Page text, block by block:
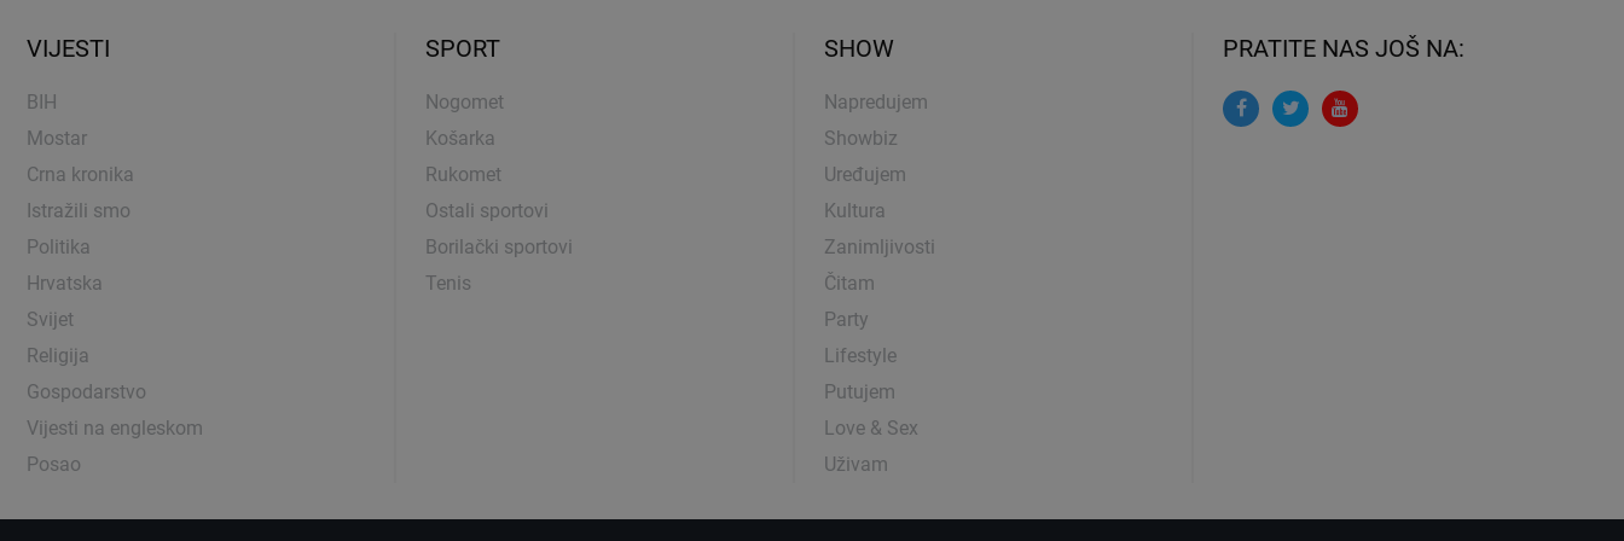
VIJESTI
BIH
Mostar
Crna kronika
Istražili smo
Politika
Hrvatska
Svijet
Religija
Gospodarstvo
Vijesti na engleskom
Posao
SPORT
Nogomet
Košarka
Rukomet
Ostali sportovi
Borilački sportovi
Tenis
SHOW
Napredujem
Showbiz
Uređujem
Kultura
Zanimljivosti
Čitam
Party
Lifestyle
Putujem
Love & Sex
Uživam
PRATITE NAS JOŠ NA: